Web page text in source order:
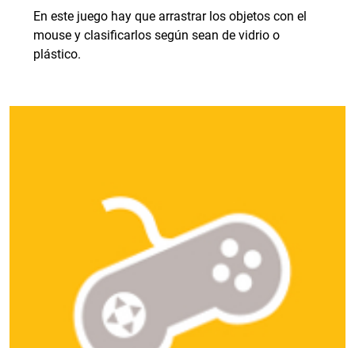
En este juego hay que arrastrar los objetos con el
mouse y clasificarlos según sean de vidrio o
plástico.